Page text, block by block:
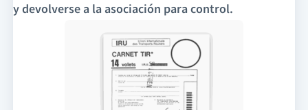
y devolverse a la asociación para control.